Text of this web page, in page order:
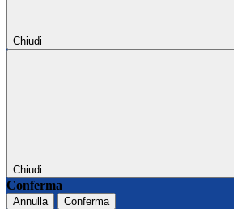
Chiudi
Chiudi
Conferma
Annulla Conferma